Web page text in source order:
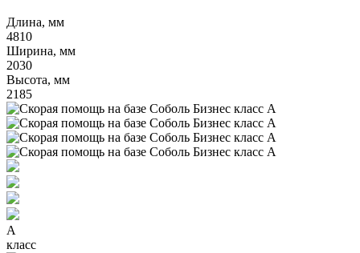
Длина, мм
4810
Ширина, мм
2030
Высота, мм
2185
A
класс